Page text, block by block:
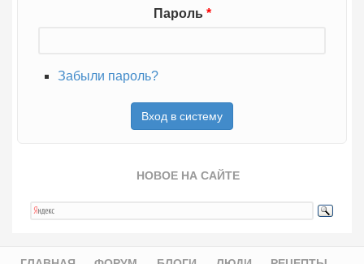
Пароль *
Забыли пароль?
НОВОЕ НА САЙТЕ